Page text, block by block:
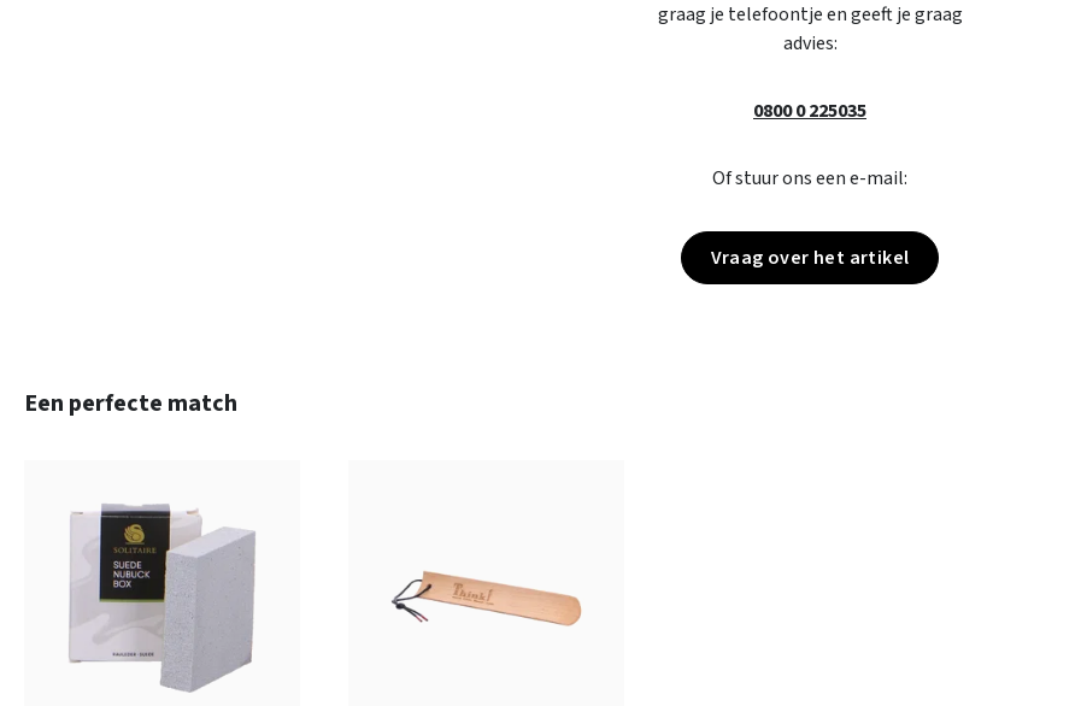
graag je telefoontje en geeft je graag
advies:
0800 0 225035
Of stuur ons een e-mail:
Vraag over het artikel
Productgalerij overslaan
Een perfecte match